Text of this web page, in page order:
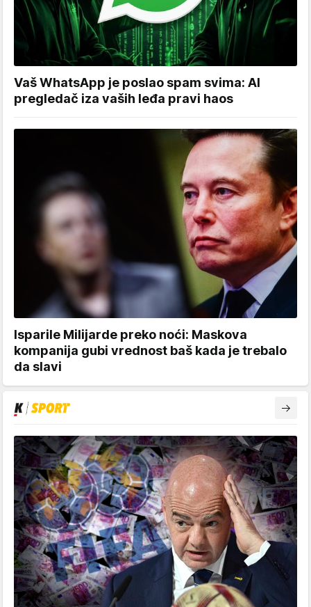
Vaš WhatsApp je poslao spam svima: AI
pregledač iza vaših leđa pravi haos
Isparile Milijarde preko noći: Maskova
kompanija gubi vrednost baš kada je trebalo
da slavi